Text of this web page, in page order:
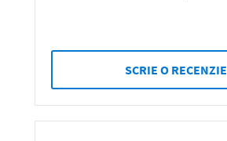
SCRIE O RECENZIE